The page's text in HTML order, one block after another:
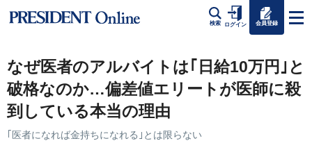
検索 ログイン 会員登録
なぜ医者のアルバイトは｢日給10万円｣と
破格なのか…偏差値エリートが医師に殺
到している本当の理由
｢医者になれば金持ちになれる｣とは限らない